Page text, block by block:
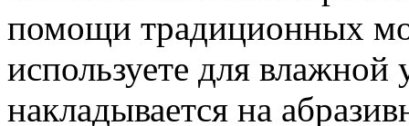
помощи традиционных
используете для
накладывается на